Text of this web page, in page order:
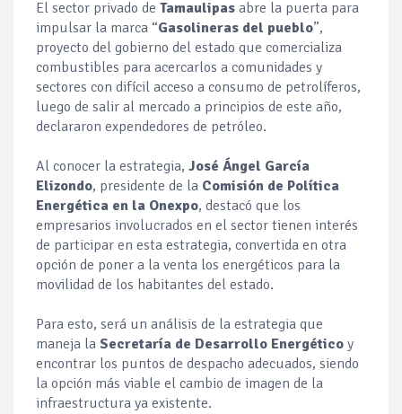
El sector privado de Tamaulipas abre la puerta para
impulsar la marca “Gasolineras del pueblo”,
proyecto del gobierno del estado que comercializa
combustibles para acercarlos a comunidades y
sectores con difícil acceso a consumo de petrolíferos,
luego de salir al mercado a principios de este año,
declararon expendedores de petróleo.
Al conocer la estrategia, José Ángel García
Elizondo, presidente de la Comisión de Política
Energética en la Onexpo, destacó que los
empresarios involucrados en el sector tienen interés
de participar en esta estrategia, convertida en otra
opción de poner a la venta los energéticos para la
movilidad de los habitantes del estado.
Para esto, será un análisis de la estrategia que
maneja la Secretaría de Desarrollo Energético y
encontrar los puntos de despacho adecuados, siendo
la opción más viable el cambio de imagen de la
infraestructura ya existente.